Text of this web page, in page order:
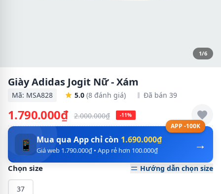
1/6
Giày Adidas Jogit Nữ - Xám
Mã: MSA828 5.0 (8 đánh giá) Đã bán 39
1.790.000₫ 2.000.000₫ -11%
APP -100K
→
📱 Mua qua App chỉ còn 1.690.000₫
Giá web 1.790.000₫ • App rẻ hơn 100.000₫
Chọn size Hướng dẫn chọn size
37